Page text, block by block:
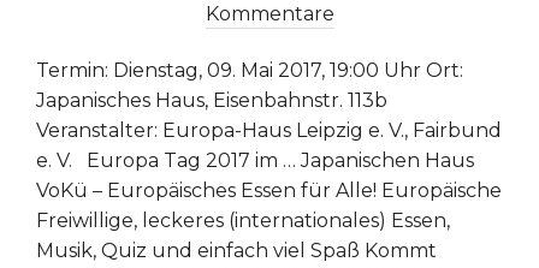
am
Kommentare
Termin: Dienstag, 09. Mai 2017, 19:00 Uhr Ort:
Japanisches Haus, Eisenbahnstr. 113b
Veranstalter: Europa-Haus Leipzig e. V., Fairbund
e. V. Europa Tag 2017 im … Japanischen Haus
VoKü – Europäisches Essen für Alle! Europäische
Freiwillige, leckeres (internationales) Essen,
Musik, Quiz und einfach viel Spaß Kommt